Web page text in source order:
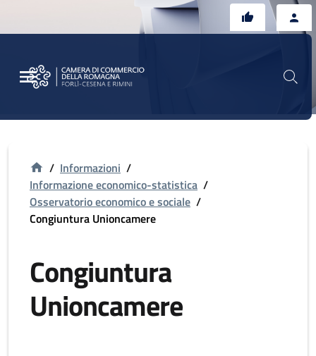
/ Informazioni /
Informazione economico-statistica /
Osservatorio economico e sociale /
Congiuntura Unioncamere
Congiuntura
Unioncamere